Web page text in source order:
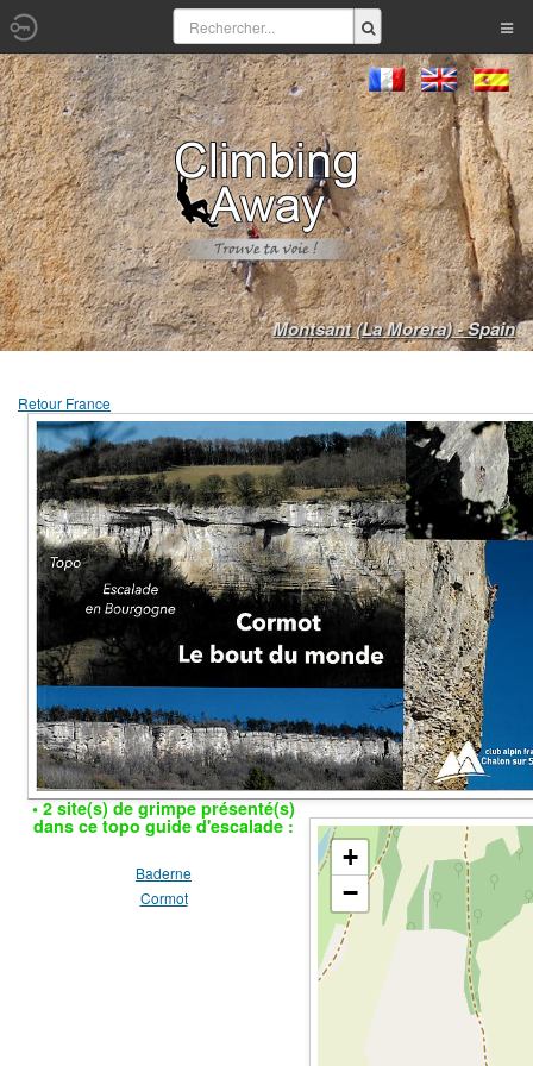
Montsant (La Morera) - Spain
Retour France
• 2 site(s) de grimpe présenté(s)
dans ce topo guide d'escalade :
Baderne
Cormot
+
−